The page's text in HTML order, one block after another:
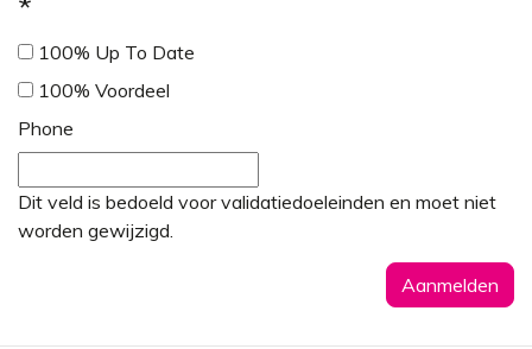
*
100% Up To Date
100% Voordeel
Phone
Dit veld is bedoeld voor validatiedoeleinden en moet niet
worden gewijzigd.